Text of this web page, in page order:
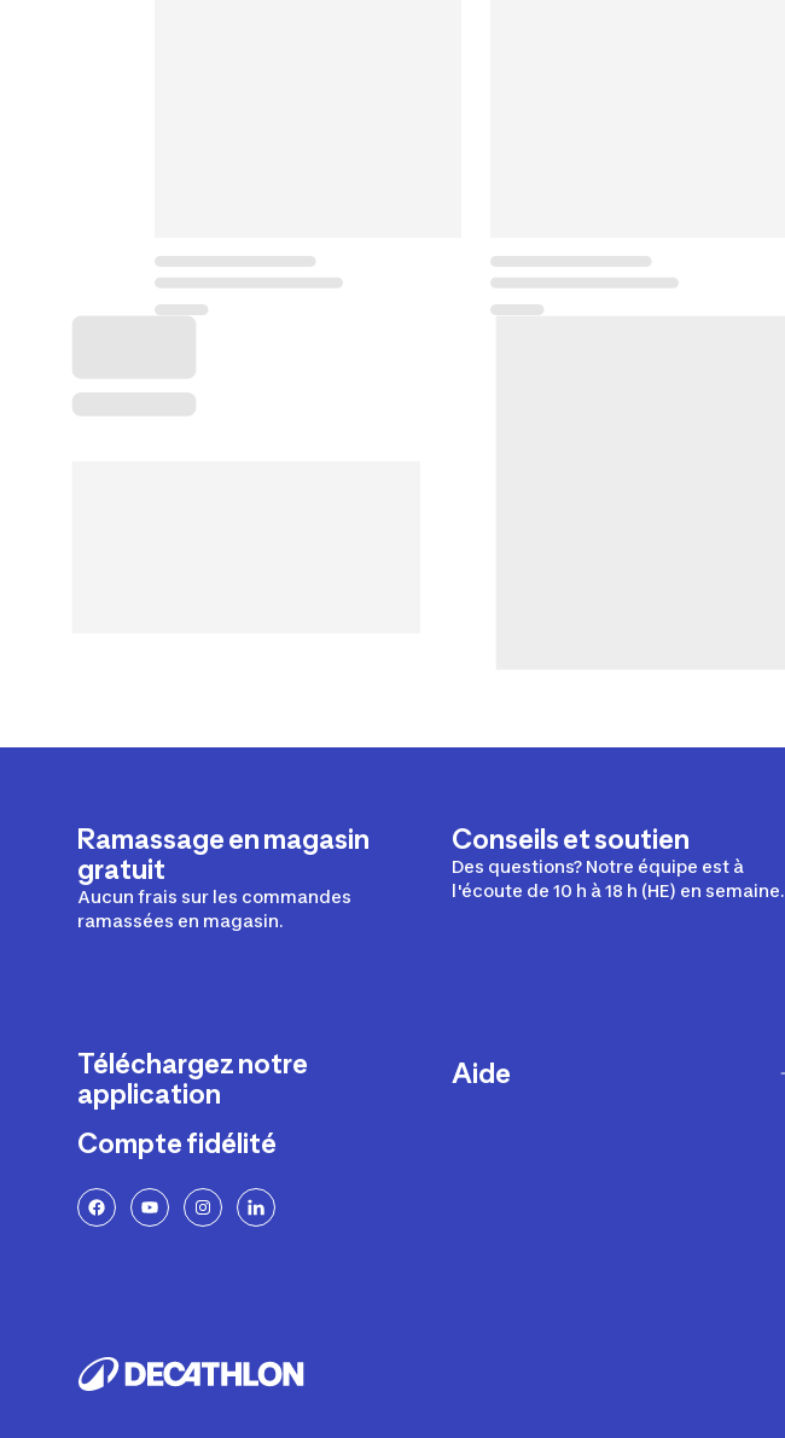
Ramassage en magasin
gratuit
Aucun frais sur les commandes
ramassées en magasin.
Conseils et soutien
Des questions? Notre équipe est à
l'écoute de 10 h à 18 h (HE) en semaine.
Téléchargez notre
application
Compte fidélité
Aide